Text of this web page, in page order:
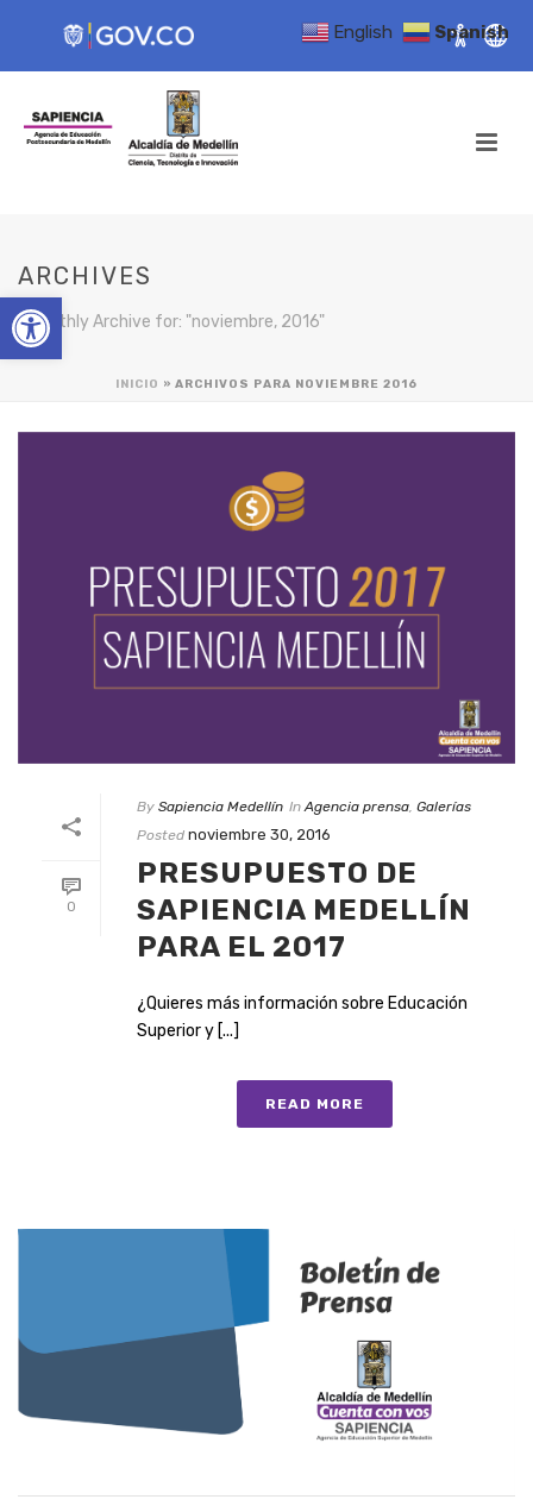
Open toolbar
ARCHIVES
Monthly Archive for: "noviembre, 2016"
INICIO » ARCHIVOS PARA NOVIEMBRE 2016
0
By Sapiencia Medellín In Agencia prensa, Galerías
Posted noviembre 30, 2016
PRESUPUESTO DE
SAPIENCIA MEDELLÍN
PARA EL 2017
¿Quieres más información sobre Educación
Superior y [...]
READ MORE
English Spanish